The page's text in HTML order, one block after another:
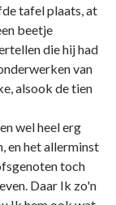
tafel plaats, at
beetje
die hij had
van
alsook de tien
wel heel erg
en het allerminst
toch
Daar Ik zo'n